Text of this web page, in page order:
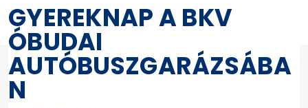
GYEREKNAP A BKV
ÓBUDAI
AUTÓBUSZGARÁZSÁBA
N